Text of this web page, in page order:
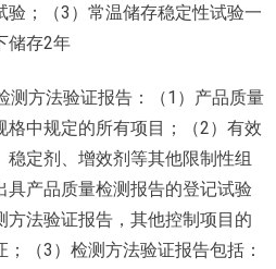
验；（3）常温储存稳定性试验一
储存2年
测方法验证报告：（1）产品质量
格中规定的所有项目；（2）有效
稳定剂、增效剂等其他限制性组
产品质量检测报告的登记试验
法验证报告，其他控制项目的
（3）检测方法验证报告包括：